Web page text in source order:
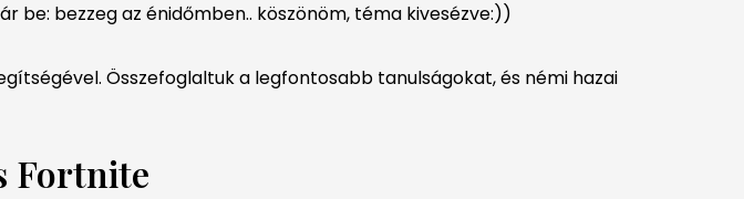
be: bezzeg az énidőmben.. köszönöm, téma kivesézve:))
Összefoglaltuk a legfontosabb tanulságokat, és némi hazai
Fortnite